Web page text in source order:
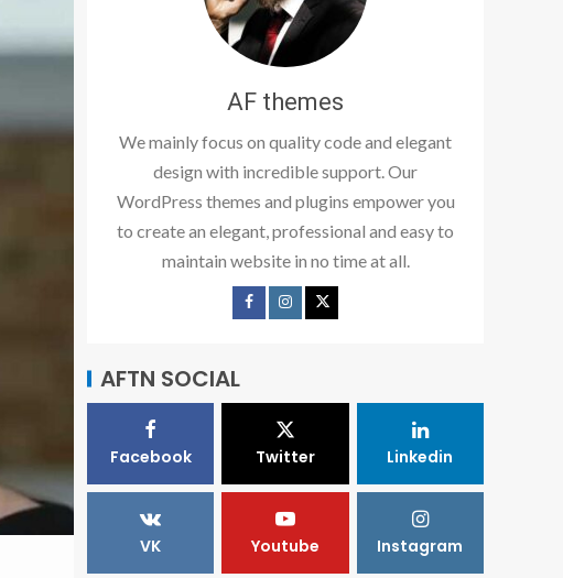
AF themes
We mainly focus on quality code and elegant
design with incredible support. Our
WordPress themes and plugins empower you
to create an elegant, professional and easy to
maintain website in no time at all.
AFTN SOCIAL
Facebook Twitter Linkedin
VK Youtube Instagram